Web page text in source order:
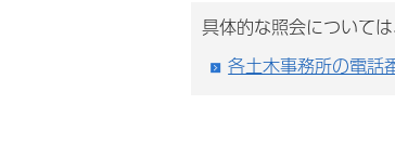
具体的な照会について
各土木事務所の電話